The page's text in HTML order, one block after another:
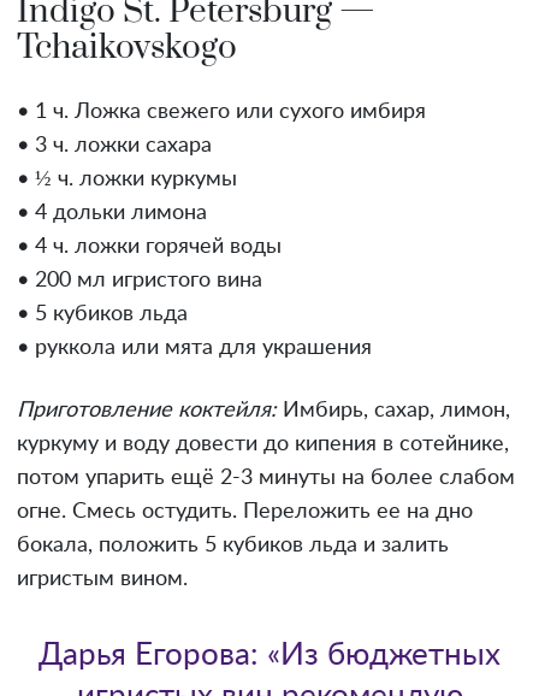
Indigo St. Petersburg —
Tchaikovskogo
• 1 ч. Ложка свежего или сухого имбиря
• 3 ч. ложки сахара
• ½ ч. ложки куркумы
• 4 дольки лимона
• 4 ч. ложки горячей воды
• 200 мл игристого вина
• 5 кубиков льда
• руккола или мята для украшения
Приготовление коктейля: Имбирь, сахар, лимон,
куркуму и воду довести до кипения в сотейнике,
потом упарить ещё 2-3 минуты на более слабом
огне. Смесь остудить. Переложить ее на дно
бокала, положить 5 кубиков льда и залить
игристым вином.
Дарья Егорова: «Из бюджетных